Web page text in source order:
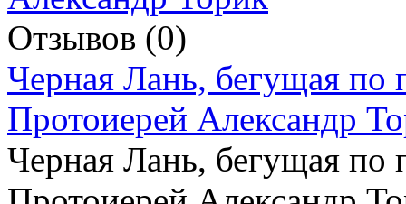
Отзывов (0)
Черная Лань, бегущая по
Протоиерей Александр
Черная Лань, бегущая по